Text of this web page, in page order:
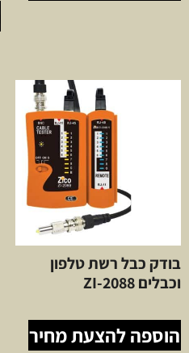
בודק כבל רשת טלפון
וכבלים ZI-2088
הוספה להצעת מחיר